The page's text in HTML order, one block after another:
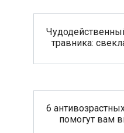
травника:
6
помогут вам